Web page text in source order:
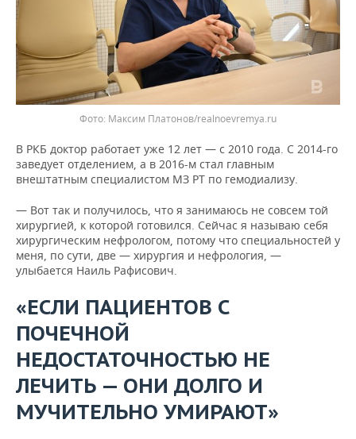
Фото: Максим Платонов/realnoevremya.ru
В РКБ доктор работает уже 12 лет — с 2010 года. С 2014-го
заведует отделением, а в 2016-м стал главным
внештатным специалистом МЗ РТ по гемодиализу.
— Вот так и получилось, что я занимаюсь не совсем той
хирургией, к которой готовился. Сейчас я называю себя
хирургическим нефрологом, потому что специальностей у
меня, по сути, две — хирургия и нефрология, —
улыбается Наиль Рафисович.
«ЕСЛИ ПАЦИЕНТОВ С
ПОЧЕЧНОЙ
НЕДОСТАТОЧНОСТЬЮ НЕ
ЛЕЧИТЬ — ОНИ ДОЛГО И
МУЧИТЕЛЬНО УМИРАЮТ»